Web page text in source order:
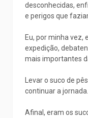
desconhecidas,
e perigos que
Eu, por minha vez,
expedição,
mais importantes
Levar o suco de
continuar a jornada.
Afinal, eram os